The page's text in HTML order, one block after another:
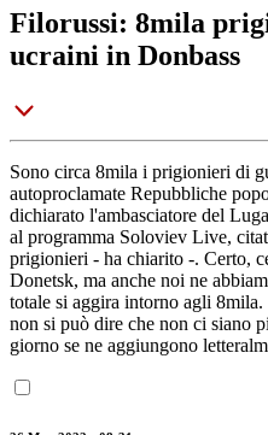
Filorussi: 8mila
ucraini in Donbass
Sono circa 8mila i prigionieri di
autoproclamate Repubbliche
dichiarato l'ambasciatore del
al programma Soloviev Live,
prigionieri - ha chiarito -. Certo,
Donetsk, ma anche noi ne
totale si aggira intorno agli
non si può dire che non ci siano
giorno se ne aggiungono